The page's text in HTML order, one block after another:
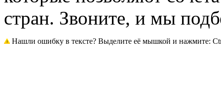
стран. Звоните, и мы
Нашли ошибку в тексте? Выделите её мышкой и нажмите: